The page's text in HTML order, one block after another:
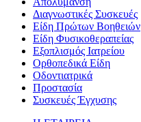
Διαγνωστικές Συσκευές
Είδη Πρώτων Βοηθειών
Είδη Φυσικοθεραπείας
Εξοπλισμός Ιατρείου
Ορθοπεδικά Είδη
Οδοντιατρικά
Προστασία
Συσκευές Έγχυσης